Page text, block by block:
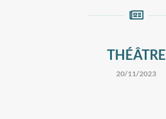
THÉÂTRE
20/11/2023